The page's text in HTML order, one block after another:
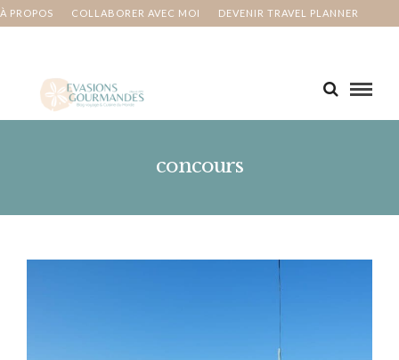
À PROPOS COLLABORER AVEC MOI DEVENIR TRAVEL PLANNER
concours